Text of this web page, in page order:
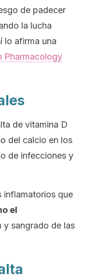
de padecer
la lucha
lo afirma una
Pharmacology
de vitamina D
del calcio en los
de infecciones y
inflamatorios que
el
y sangrado de las